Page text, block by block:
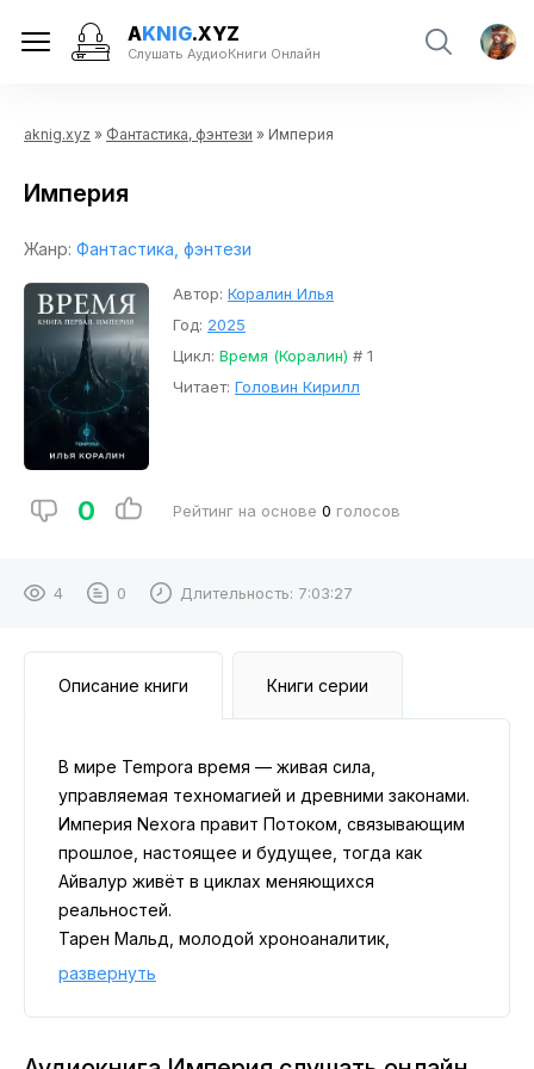
AKNIG.XYZ
Слушать АудиоКниги Онлайн
aknig.xyz » Фантастика, фэнтези » Империя
Империя
Жанр: Фантастика, фэнтези
Автор: Коралин Илья
Год: 2025
Цикл: Время (Коралин) # 1
Читает: Головин Кирилл
0 Рейтинг на основе 0 голосов
4 0 Длительность: 7:03:27
Описание книги Книги серии
В мире Tempora время — живая сила,
управляемая техномагией и древними законами.
Империя Nexora правит Потоком, связывающим
прошлое, настоящее и будущее, тогда как
Айвалур живёт в циклах меняющихся
реальностей.
Тарен Мальд, молодой хроноаналитик,
сталкивается с заданием в заброшенной
времени. Простая миссия превращается в
развернуть